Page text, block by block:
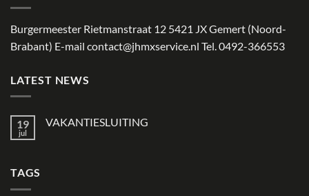
Burgermeester Rietmanstraat 12 5421 JX Gemert (Noord-
Brabant) E-mail contact@jhmxservice.nl Tel. 0492-366553
LATEST NEWS
19
jul
VAKANTIESLUITING
TAGS